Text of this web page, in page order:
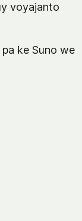
voyajanto
ke Suno we